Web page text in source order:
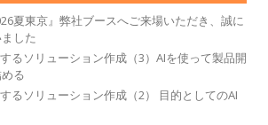
夏東京』弊社ブースへご来場いただき、誠に
した
るソリューション作成（3）AIを使って製品開
る
るソリューション作成（2） 目的としてのAI